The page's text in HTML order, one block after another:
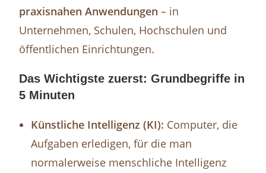
praxisnahen Anwendungen – in
Unternehmen, Schulen, Hochschulen und
öffentlichen Einrichtungen.
Das Wichtigste zuerst: Grundbegriffe in
5 Minuten
Künstliche Intelligenz (KI): Computer, die
Aufgaben erledigen, für die man
normalerweise menschliche Intelligenz